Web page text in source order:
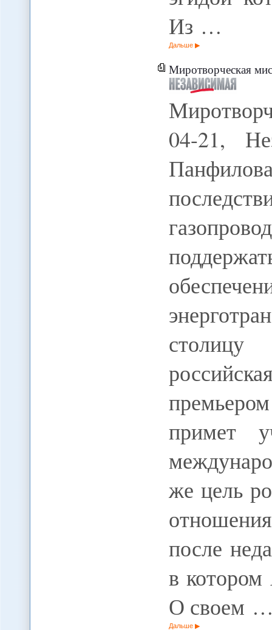
Из …
Дальше
Миротворческая
04-21,
примет
же цель
после
в
О своем
Дальше